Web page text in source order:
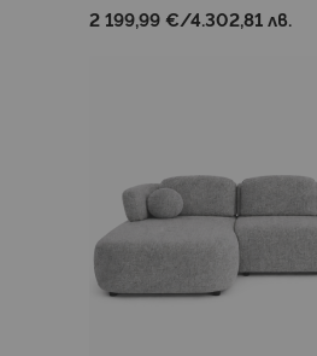
2 199,99 €/4.302,81 лв.